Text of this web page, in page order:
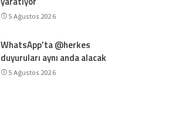
5 Ağustos 2026
WhatsApp’ta @herkes
duyuruları aynı anda alacak
5 Ağustos 2026